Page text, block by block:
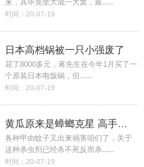
来，其毕竟坐大成一大窝，最......
时间：20-07-19
日本高档锅被一只小强废了
花了8000多元，蒋先生在今年1月买了一
个原装日本电饭锅，但......
时间：20-07-19
黄瓜原来是蟑螂克星 高手教你灭蚊虫妙招
各种甲由蚊子又出来祸害咱们了，关于
这种杀虫剂已经杀不死反而杀......
时间：20-07-19